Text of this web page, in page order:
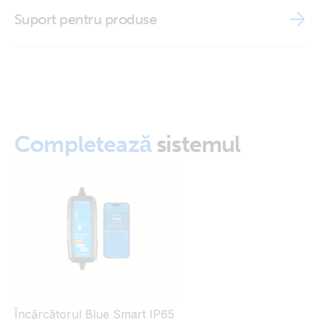
Suport pentru produse
Completeazăsistemul
Încărcătorul Blue Smart IP65